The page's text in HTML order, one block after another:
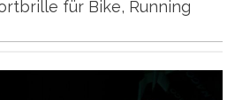
für Bike, Running